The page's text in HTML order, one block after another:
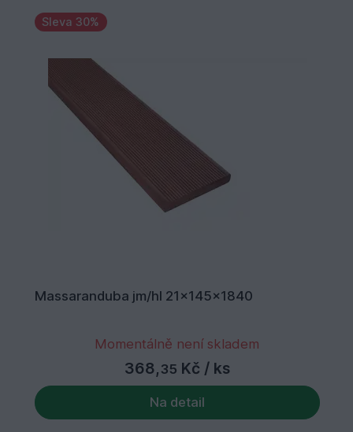
Sleva 30%
Massaranduba jm/hl 21x145x1840
Momentálně není skladem
368, 35 Kč / ks
Na detail